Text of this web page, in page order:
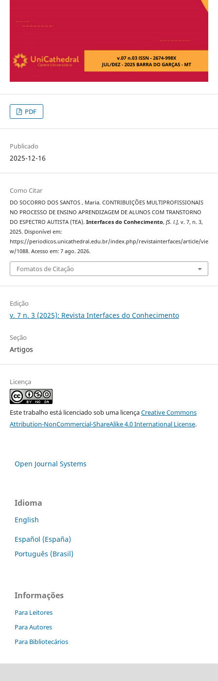
PDF
Publicado
2025-12-16
Como Citar
DO SOCORRO DOS SANTOS , Maria. CONTRIBUIÇÕES MULTIPROFISSIONAIS
NO PROCESSO DE ENSINO APRENDIZAGEM DE ALUNOS COM TRANSTORNO
DO ESPECTRO AUTISTA (TEA). Interfaces do Conhecimento, [S. l.], v. 7, n. 3,
2025. Disponível em:
https://periodicos.unicathedral.edu.br/index.php/revistainterfaces/article/vie
w/1088. Acesso em: 7 ago. 2026.
Fomatos de Citação
Edição
v. 7 n. 3 (2025): Revista Interfaces do Conhecimento
Seção
Artigos
Licença
Este trabalho está licenciado sob uma licençaCreative Commons
Attribution-NonCommercial-ShareAlike 4.0 International License.
Open Journal Systems
Idioma
English
Español (España)
Português (Brasil)
Informações
Para Leitores
Para Autores
Para Bibliotecários